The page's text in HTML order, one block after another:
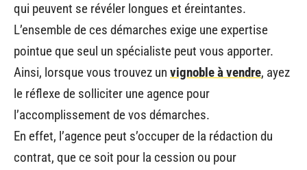
qui peuvent se révéler longues et éreintantes.
L’ensemble de ces démarches exige une expertise
pointue que seul un spécialiste peut vous apporter.
Ainsi, lorsque vous trouvez un vignoble à vendre, ayez
le réflexe de solliciter une agence pour
l’accomplissement de vos démarches.
En effet, l’agence peut s’occuper de la rédaction du
contrat, que ce soit pour la cession ou pour